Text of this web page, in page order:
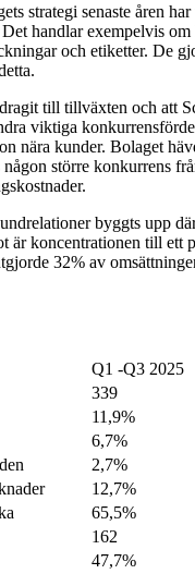
strategi senaste åren
handlar exempelvis
och etiketter. De
till tillväxten och att
viktiga
nära kunder. Bolaget
större konkurrens
byggts upp
är koncentrationen till ett
32% av
Q1 -Q3 2025
339
11,9%
6,7%
2,7%
12,7%
65,5%
162
47,7%